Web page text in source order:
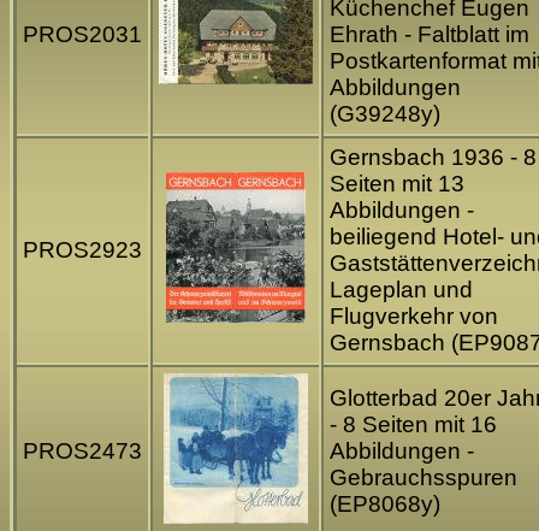
PROS2031
Küchenchef Eugen
Ehrath - Faltblatt im
Postkartenformat
Abbildungen
(G39248y)
PROS2923
Gernsbach 1936 - 8
Seiten mit 13
Abbildungen -
beiliegend Hotel-
Lageplan und
Flugverkehr von
Gernsbach
PROS2473
Glotterbad 20er
- 8 Seiten mit 16
Abbildungen -
Gebrauchsspuren
(EP8068y)